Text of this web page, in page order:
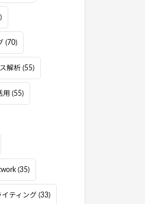
(70)
解析 (55)
用 (55)
(35)
イティング (33)